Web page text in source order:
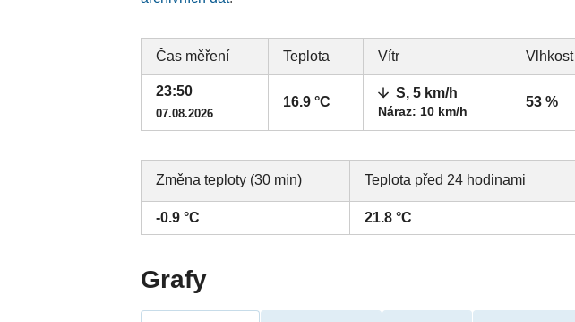
Čas měření Teplota Vítr Vlhkost
23:50
07.08.2026
16.9 °C
S, 5 km/h
Náraz: 10 km/h
53 %
Změna teploty (30 min) Teplota před 24 hodinami
-0.9 °C 21.8 °C
Grafy